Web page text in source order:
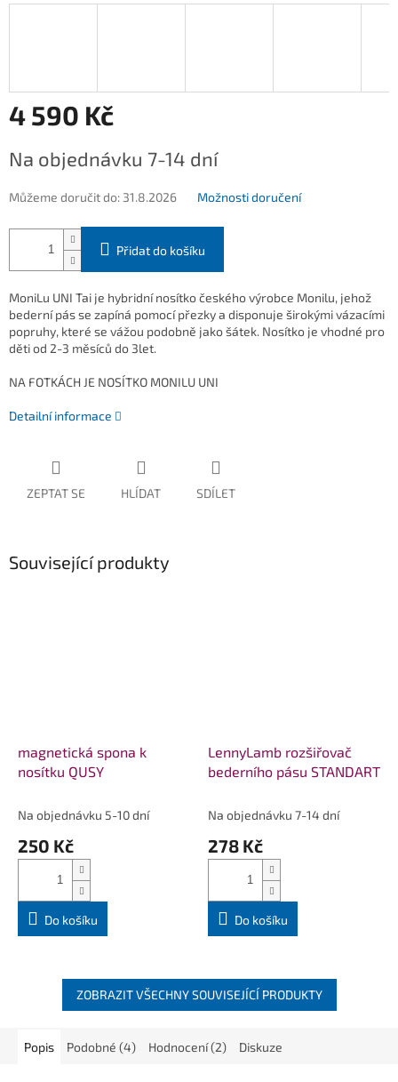
4 590 Kč
cena:
Na objednávku 7-14 dní
Můžeme doručit do: 31.8.2026 Možnosti doručení
Přidat do košíku
MoniLu UNI Tai je hybridní nosítko českého výrobce Monilu, jehož
bederní pás se zapíná pomocí přezky a disponuje širokými vázacími
popruhy, které se vážou podobně jako šátek. Nosítko je vhodné pro
děti od 2-3 měsíců do 3let.
NA FOTKÁCH JE NOSÍTKO MONILU UNI
Detailní informace
ZEPTAT SE HLÍDAT SDÍLET
Související produkty
magnetická spona k
nosítku QUSY
Na objednávku 5-10 dní
250 Kč
Do košíku
LennyLamb rozšiřovač
bederního pásu STANDART
Na objednávku 7-14 dní
278 Kč
Do košíku
ZOBRAZIT VŠECHNY SOUVISEJÍCÍ PRODUKTY
Popis Podobné (4) Hodnocení (2) Diskuze